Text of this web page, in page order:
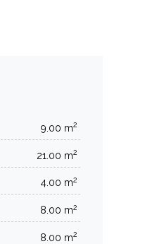
9.00 m2
21.00 m2
4.00 m2
8.00 m2
8.00 m2